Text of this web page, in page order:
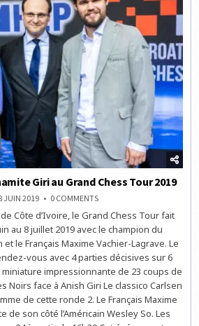
Giri au Grand Chess Tour 2019
JUIN 2019 0 COMMENTSON
CARLSEN
GIRI
AU
GRAND
CHESS
2019
Côte d’Ivoire, le Grand Chess Tour fait
au 8 juillet 2019 avec le champion du
le Français Maxime Vachier-Lagrave. Le
vous avec 4 parties décisives sur 6
impressionnante de 23 coups de
Noirs face à Anish Giri Le classico Carlsen
de cette ronde 2. Le Français Maxime
de son côté l’Américain Wesley So. Les